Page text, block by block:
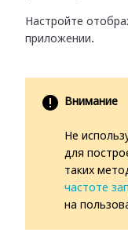
Настройте
приложении.
Внимание
Не
для
таких
частоте
на